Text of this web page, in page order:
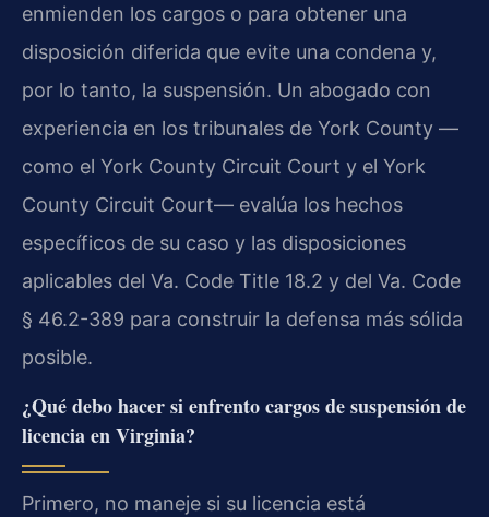
enmienden los cargos o para obtener una
disposición diferida que evite una condena y,
por lo tanto, la suspensión. Un abogado con
experiencia en los tribunales de York County —
como el York County Circuit Court y el York
County Circuit Court— evalúa los hechos
específicos de su caso y las disposiciones
aplicables del Va. Code Title 18.2 y del Va. Code
§ 46.2-389 para construir la defensa más sólida
posible.
¿Qué debo hacer si enfrento cargos de suspensión de
licencia en Virginia?
Primero, no maneje si su licencia está